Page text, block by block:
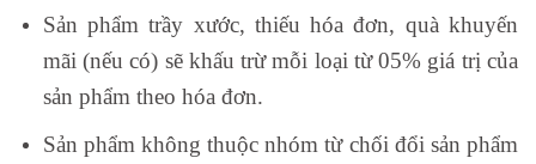
Sản phẩm trầy xước, thiếu hóa đơn, quà khuyến
mãi (nếu có) sẽ khấu trừ mỗi loại từ 05% giá trị của
sản phẩm theo hóa đơn.
Sản phẩm không thuộc nhóm từ chối đổi sản phẩm